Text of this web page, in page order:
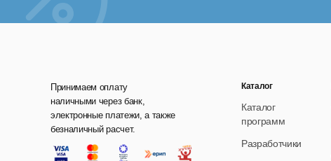
Принимаем оплату
наличными через банк,
электронные платежи, а также
безналичный расчет.
Каталог
Каталог
программ
Разработчики